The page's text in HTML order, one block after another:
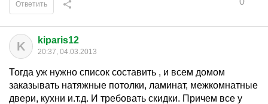
Ответить
K kiparis12
20:37, 04.03.2013
Тогда уж нужно список составить , и всем домом
заказывать натяжные потолки, ламинат, межкомнатные
двери, кухни и.т.д. И требовать скидки. Причем все у